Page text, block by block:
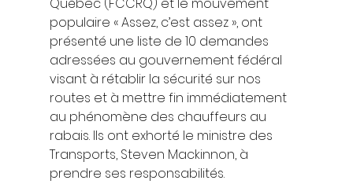
Québec (FCCRQ) et le mouvement
populaire « Assez, c’est assez », ont
présenté une liste de 10 demandes
adressées au gouvernement fédéral
visant à rétablir la sécurité sur nos
routes et à mettre fin immédiatement
au phénomène des chauffeurs au
rabais. Ils ont exhorté le ministre des
Transports, Steven Mackinnon, à
prendre ses responsabilités.